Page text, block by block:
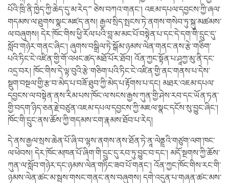
པོའི་ཁྲི་ནི་ཁྱེད་ཀྱི་ཆེད་དུ་མ་རེད་” ཅེས་བཀའ་གནང་། འཇམ་དཔལ་དབྱངས་ཀྱི་ཞལ་
གདམས་ལ་ཐུགས་སྣང་མཛད་ནས། རྒྱལ་སྲིད་སྤངས་ཏེ་ནགས་གསེབ་ཏུ་སྐུ་མཚམས་
ལ་བཞུགས། དེར་ཁོང་གིས་ཕྱི་རོལ་པའི་བླ་མ་མང་པོ་བསྟེན་པ་དང་དེ་དག་གི་དྲུང་དུ་
སློབ་གཉེར་གནང་ཞིང་། ཞུགས་བསྒྲིལ་ཏེ་སྒོམ་ཉམས་ལེན་གནང་ནས་རྩེ་གཅིག་
པའི་ཏིང་ངེ་འཛིན་གྱི་གོ་འཕང་ཚད་མཐོ་པོར་ཐོབ། འོན་ཀྱང་སྟོན་པ་ཤཱཀྱ་མུ་ནི་དང་
འདྲ་བར། ཁོང་གིས་དེ་ལྟ་བུའི་རྩེ་གཅིག་པའི་ཏིང་ངེ་འཛིན་གྱི་ནང་གནས་པ་དེས་
སྡུག་བསྔལ་གྱི་རྩ་བ་མེད་པ་བཟོ་ཐུབ་ཀྱི་མེད་པ་རྟོགས་པ་དང། མཐར་འཇམ་དཔལ་
དབྱངས་ལ་བསྟེན་ནས་རིམ་པས་ཁོང་ལ་སངས་རྒྱས་ཀུན་གྱི་ཤེས་རབ་དང་ཡོན་ཏན་
གྱི་བདག་ཉིད་ཅན་རྗེ་བཙུན་འཇམ་དཔལ་དབྱངས་ཀྱི་མཇལ་སྣང་དངོས་སུ་བྱུང་ཞིང་།
ཁོང་གི་དྲུང་ནས་ཆོས་ཀྱི་གདམས་ངག་རྣམས་ཐོབ་པ་རེད།
དེ་ནས་རྒྱལ་སྲས་ཆེན་པོ་ཞི་བ་ལྷས་ནགས་ནས་ཐོན་ཏེ་ནཱ་ལེནྡྲའི་གཙུག་ལག་ཁང་
ལ་ཕེབས། དེར་ཁོང་མཁན་པོ་ཞིག་གི་དྲུང་དུ་རབ་ཏུ་བྱུང་བ་དང་། མདོ་སྔགས་ཀྱི་ཆོས་
ཀུན་ལ་སློབ་གཉེར་དང་ཉམས་ལེན་གཏིང་ཟབ་པོ་གནང་། འོན་ཀྱང་ཁོང་གིས་རང་གི་
ཉམས་ལེན་ཚང་མ་སྦས་གསང་གནང་ནས་བཞུགས། དགེ་འདུན་པ་གཞན་ཚང་མས་